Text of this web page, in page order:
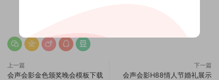
上一篇
会声会影金色颁奖晚会模板下载
下一篇
会声会影H88情人节婚礼展示